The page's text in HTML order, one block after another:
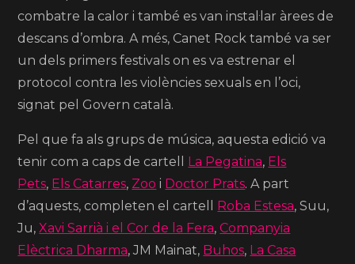
combatre la calor i també es van instal·lar àrees de
descans d’ombra. A més, Canet Rock també va ser
un dels primers festivals on es va estrenar el
protocol contra les violències sexuals en l’oci,
signat pel Govern català.
Pel que fa als grups de música, aquesta edició va
tenir com a caps de cartell
La Pegatina, Els
Pets, Els Catarres, Zoo i Doctor Prats. A part
d’aquests, completen el cartell
Roba Estesa, Suu,
Ju,Xavi Sarrià i el Cor de la Fera,Companyia
Elèctrica Dharma, JM Mainat, Buhos, La Casa